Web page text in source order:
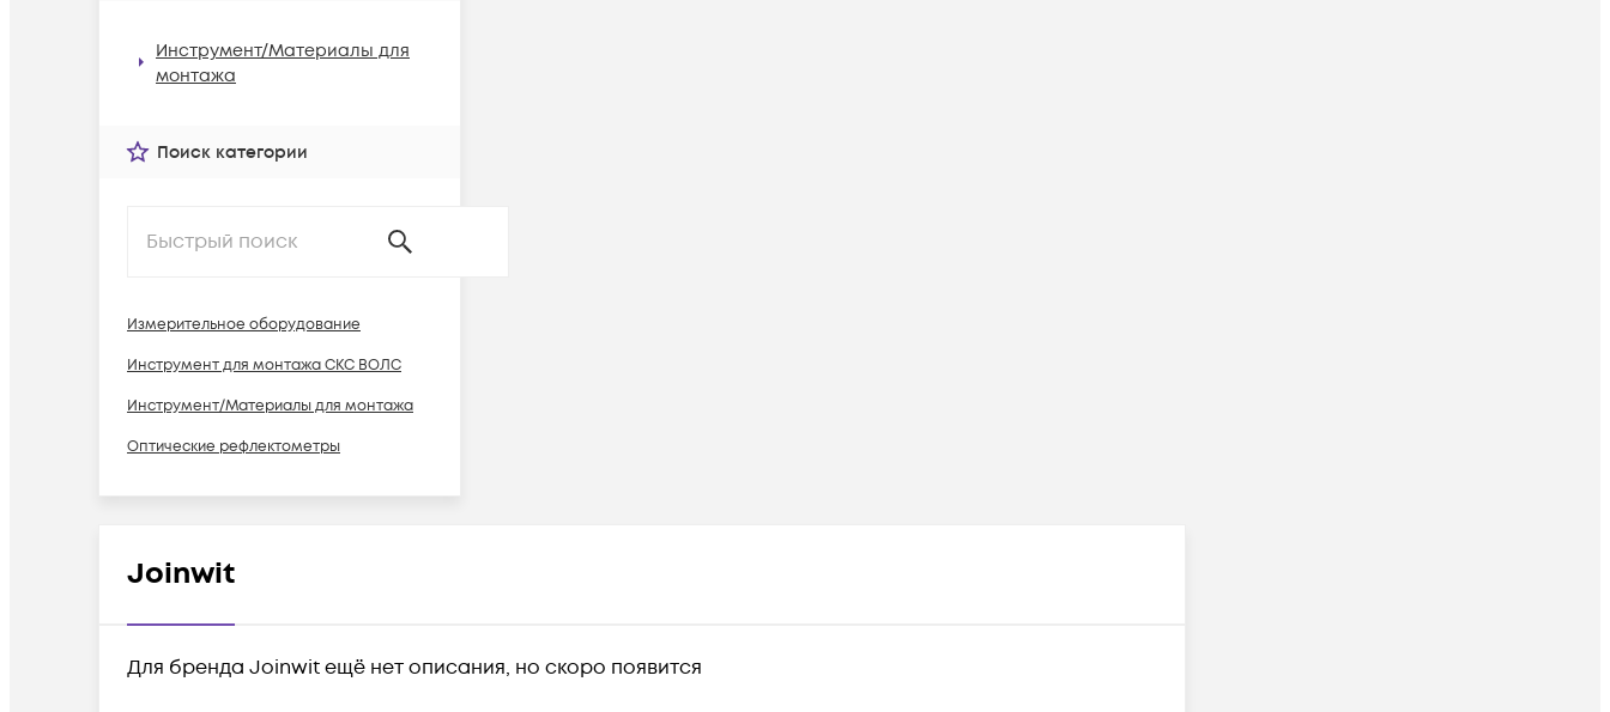
Инструмент/Материалы для
монтажа
Поиск категории
Измерительное оборудование
Инструмент для монтажа СКС ВОЛС
Инструмент/Материалы для монтажа
Оптические рефлектометры
Joinwit
Для бренда Joinwit ещё нет описания, но скоро появится